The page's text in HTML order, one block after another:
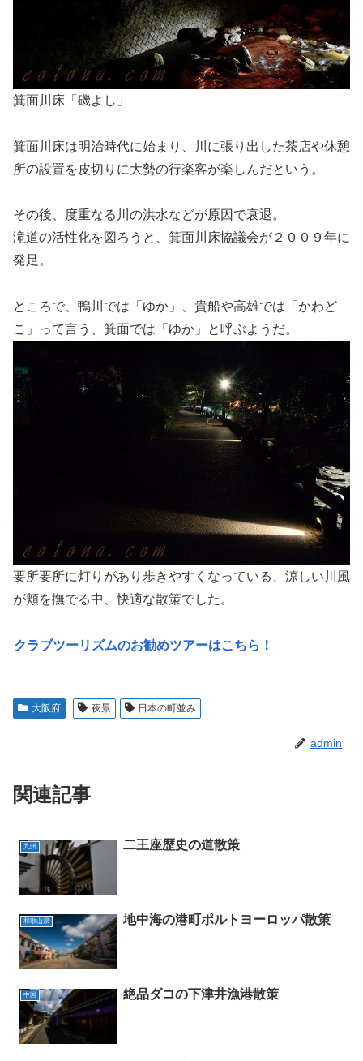
箕面川床「磯よし」
箕面川床は明治時代に始まり、川に張り出した茶店や休憩
所の設置を皮切りに大勢の行楽客が楽しんだという。
その後、度重なる川の洪水などが原因で衰退。
滝道の活性化を図ろうと、箕面川床協議会が２００９年に
発足。
ところで、鴨川では「ゆか」、貴船や高雄では「かわど
こ」って言う、箕面では「ゆか」と呼ぶようだ。
要所要所に灯りがあり歩きやすくなっている、涼しい川風
が頬を撫でる中、快適な散策でした。
クラブツーリズムのお勧めツアーはこちら！
大阪府 夜景 日本の町並み
admin
関連記事
九州 二王座歴史の道散策
和歌山県 地中海の港町ポルトヨーロッパ散策
中国 絶品ダコの下津井漁港散策